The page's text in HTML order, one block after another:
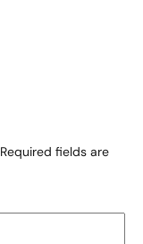
Required fields are